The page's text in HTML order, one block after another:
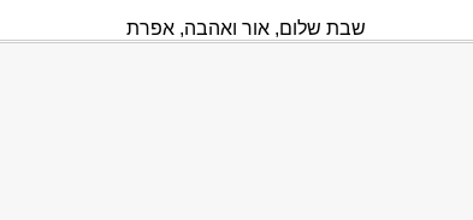
שבת שלום, אור ואהבה, אפרת